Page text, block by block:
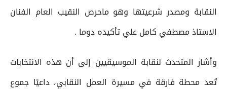
النقابة ومصدر شرعيتها وهو ماحرص النقيب العام الفنان
الاستاذ مصطفي كامل علي تأكيده دوما .
وأشار المتحدث لنقابة الموسيقيين إلى أن هذه الانتخابات
تُعد محطة فارقة في مسيرة العمل النقابي، داعيًا جموع